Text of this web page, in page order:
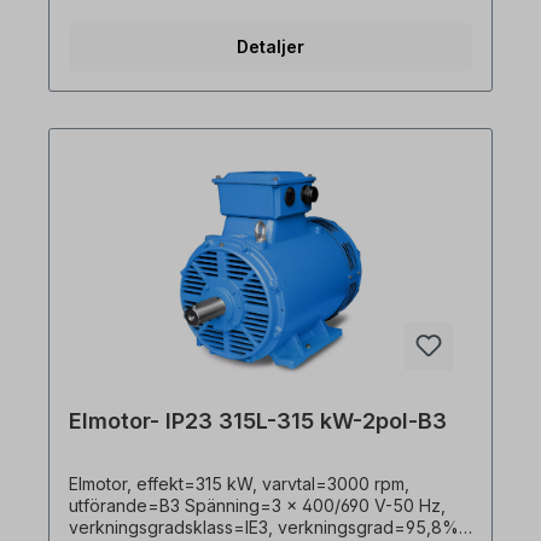
kopplingslådans placering=överst, hölje=grå
Kullager=SKF eller motsvarande, kylning=intern
rotationsriktningarna. I enlighet med VDE 0105 och
IEC 364 får allt arbete på den elektriska
drivenheten endast utföras av kvalificerad
personal Kvalificerad personal. För modifieringar
eller specialkonstruktioner, vänligen skicka en
förfrågan till oss. Finns även i flänsversion mot en
extra kostnad. Alla produktbilder är icke-bindande
exempel! Med reservation för tekniska ändringar.
Detaljer
Elmotor- IP23 315L-315 kW-2pol-B3
Elmotor, effekt=315 kW, varvtal=3000 rpm,
utförande=B3 Spänning=3 x 400/690 V-50 Hz,
verkningsgradsklass=IE3, verkningsgrad=95,8%,